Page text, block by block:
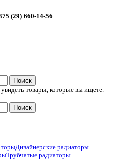
(29) 660-14-56
Поиск
товары, которые вы ищете.
Поиск
Дизайнерские радиаторы
Трубчатые радиаторы